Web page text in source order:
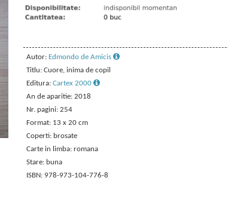
Autor: Edmondo de Amicis
Titlu: Cuore, inima de copil
Editura: Cartex 2000
An de aparitie: 2018
Nr. pagini: 254
Format: 13 x 20 cm
Coperti: brosate
Carte in limba: romana
Stare: buna
ISBN: 978-973-104-776-8